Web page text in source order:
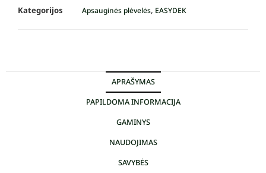
Kategorijos
Apsauginės plėvelės, EASYDEK
APRAŠYMAS
PAPILDOMA INFORMACIJA
GAMINYS
NAUDOJIMAS
SAVYBĖS